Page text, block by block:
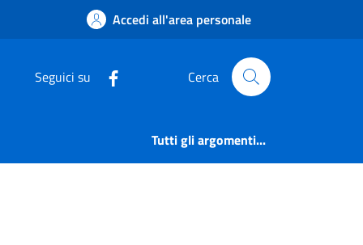
Accedi all'area personale
Seguici su Cerca
Tutti gli argomenti...